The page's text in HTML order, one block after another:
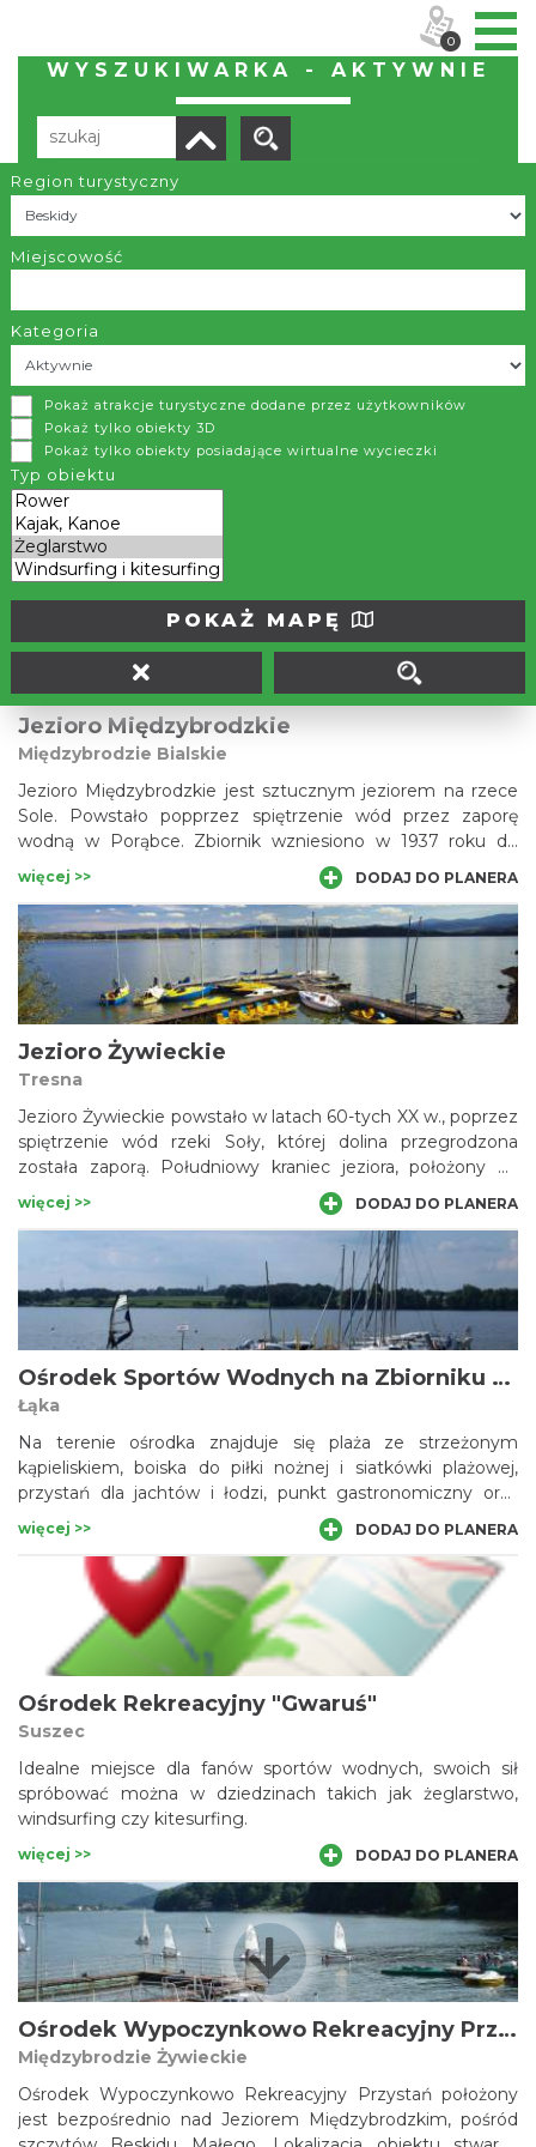
WYSZUKIWARKA - AKTYWNIE
Region turystyczny
Miejscowość
Kategoria
Pokaż atrakcje turystyczne dodane przez użytkowników
Pokaż tylko obiekty 3D
Pokaż tylko obiekty posiadające wirtualne wycieczki
Typ obiektu
POKAŻ MAPĘ
Liczba elementów:
Zebrzydowice
Położona na malowniczym Śląsku Cieszyńskim gmina
Zebrzydowice coraz bardziej stawia na turystykę
weekendową. Turystów mają tutaj przyciągnąć atrakcyjne
ośrodki rekreacyjne w Kończycach Małych i w samych
Zebrzydowicach. W stolicy gminy, w sezonie letnim można
basenami kąpielowymi, wypożyczalnią sprzętu pływającego
oraz plażą. W pobliżu wytyczono ścieżki spacerowe i
rowerowe, nie zapomniano o gastronomii i rozrywce.
więcej >>
Jezioro Międzybrodzkie
Międzybrodzie Bialskie
Jezioro Międzybrodzkie jest sztucznym jeziorem na rzece
Sole. Powstało popprzez spiętrzenie wód przez zaporę
wodną w Porąbce. Zbiornik wzniesiono w 1937 roku do
celów przeciwpowodziowych. Obecnie jezioro pełni funkcję
rekreacyjną, ale i energetyczną ponieważ po wybudowaniu
tutejszej elektrowni, siła wody wykorzystywana jest do
produkcji energii. W okolicy powstały liczne ośrodki
wypoczynkowe, stanice wodne, wypożyczalnie sprzętu
wodnego; wiodą tu szlaki turytyczne na szczyty Beskidu
Małego.
więcej >> DODAJ DO PLANERA
Jezioro Żywieckie
Tresna
Jezioro Żywieckie powstało w latach 60-tych XX w., poprzez
spiętrzenie wód rzeki Soły, której dolina przegrodzona
została zaporą. Południowy kraniec jeziora, położony na
terenie Kotliny Żywieckiej, sięga niemal w rejon śródmieścia
Żywca. Północna część jeziora (w rejonie zapory) zajmuje
wąską dolinę, wcinającą się w zbocza Beskidu Małego.
Zbiornik Żywiecki pełni rolę energetyczną,
przeciwpowodziową oraz turystyczno-rekreacyjną.
więcej >> DODAJ DO PLANERA
Ośrodek Sportów Wodnych na Zbiorniku Łąka
Łąka
Na terenie ośrodka znajduje się plaża ze strzeżonym
kąpieliskiem, boiska do piłki nożnej i siatkówki plażowej,
przystań dla jachtów i łodzi, punkt gastronomiczny oraz
miejsca na urządzenie ogniska czy grilla. Istnieje możliwość
rozbicia namiotu, czy też rozstawienia przyczepy
kempingowej, do dyspozycji biwakujących są dobrze
wyposażone sanitariaty. Na miejscu wypożyczyć można
sprzęt pływający: rowerki wodne, kajaki, deski
windsurfingowe a nawet łodzie i jachty.
więcej >> DODAJ DO PLANERA
Ośrodek Rekreacyjny "Gwaruś"
Suszec
Idealne miejsce dla fanów sportów wodnych, swoich sił
spróbować można w dziedzinach takich jak żeglarstwo,
windsurfing czy kitesurfing.
więcej >> DODAJ DO PLANERA
Ośrodek Wypoczynkowo Rekreacyjny Przystań
Międzybrodzie Żywieckie
Ośrodek Wypoczynkowo Rekreacyjny Przystań położony
jest bezpośrednio nad Jeziorem Międzybrodzkim, pośród
0